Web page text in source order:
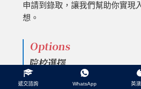
申請到錄取，讓我們幫助你實現
想。
Options
院校選擇
遞交諮詢 WhatsApp 英